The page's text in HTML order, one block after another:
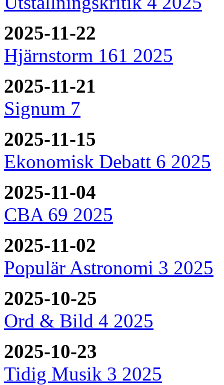
2025-11-22
Hjärnstorm 161 2025
2025-11-21
Signum 7
2025-11-15
Ekonomisk Debatt 6 2025
2025-11-04
CBA 69 2025
2025-11-02
Populär Astronomi 3 2025
2025-10-25
Ord & Bild 4 2025
2025-10-23
Tidig Musik 3 2025